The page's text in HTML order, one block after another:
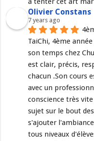
Olivier Constans
7 years ago
TaiChi, 4ème
son temps chez
est clair, précis,
chacun .Son cours
avec un
conscience très
sujet sur le bout
s'ajouter
tous niveaux